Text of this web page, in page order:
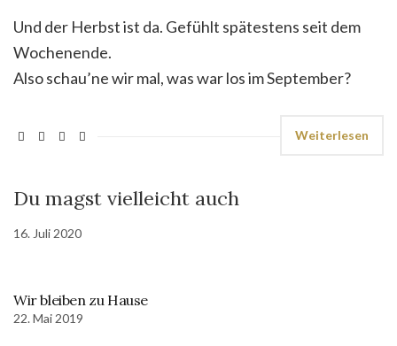
Und der Herbst ist da. Gefühlt spätestens seit dem
Wochenende.
Also schau’ne wir mal, was war los im September?
Weiterlesen
Du magst vielleicht auch
16. Juli 2020
Wir bleiben zu Hause
22. Mai 2019